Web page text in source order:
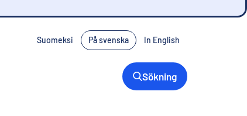
Suomeksi På svenska In English
Sökning